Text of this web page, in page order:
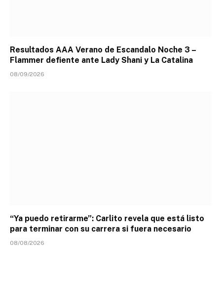
Resultados AAA Verano de Escandalo Noche 3 –
Flammer defiente ante Lady Shani y La Catalina
08/09/2026
“Ya puedo retirarme”: Carlito revela que está listo
para terminar con su carrera si fuera necesario
08/08/2026